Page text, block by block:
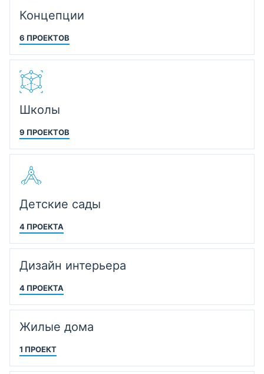
Концепции
6 ПРОЕКТОВ
Школы
9 ПРОЕКТОВ
Детские сады
4 ПРОЕКТА
Дизайн интерьера
4 ПРОЕКТА
Жилые дома
1 ПРОЕКТ